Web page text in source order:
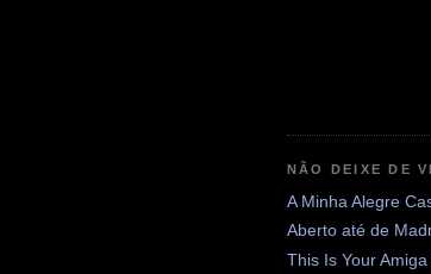
NÃO DEIXE DE
A Minha Alegre
Aberto até de
This Is Your